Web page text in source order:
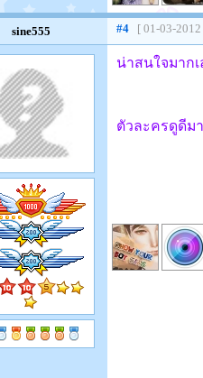
sine555 #4 [ 01-03-
น่าสนใจมาก
ตัวละครดูดีม